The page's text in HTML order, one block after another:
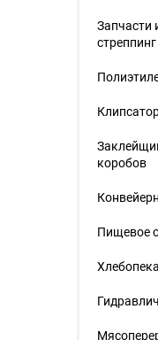
Запчасти
коробов
Пищевое